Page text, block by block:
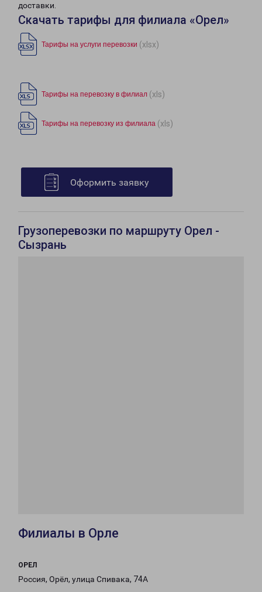
доставки.
Скачать тарифы для филиала «Орел»
Тарифы на услуги перевозки (xlsx)
Тарифы на перевозку в филиал (xls)
Тарифы на перевозку из филиала (xls)
Оформить заявку
Грузоперевозки по маршруту Орел -
Сызрань
Филиалы в Орле
ОРЕЛ
Россия, Орёл, улица Спивака, 74А